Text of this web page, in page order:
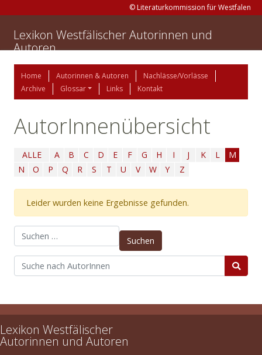
© Literaturkommission für Westfalen
Lexikon Westfälischer Autorinnen und
Autoren
Home Autorinnen & Autoren
Nachlässe/Vorlässe
Archive
Glossar Links Kontakt
AutorInnenübersicht
ALLE A B C D E F G H I J K L
M
N
O P Q R S T U V W Y Z
Leider wurden keine Ergebnisse gefunden.
Suchen nach:
Lexikon Westfälischer
Autorinnen und Autoren